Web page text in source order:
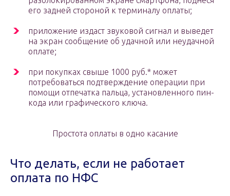
его задней стороной к терминалу оплаты;
приложение издаст звуковой сигнал и выведет
на экран сообщение об удачной или неудачной
оплате;
при покупках свыше 1000 руб.* может
потребоваться подтверждение операции при
помощи отпечатка пальца, установленного пин-
кода или графического ключа.
Простота оплаты в одно касание
Что делать, если не работает
оплата по НФС